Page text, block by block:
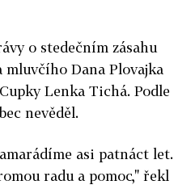
o stedečním zásahu
mluvčího Dana Plovajka
Lenka Tichá. Podle
nevěděl.
asi patnáct let.
radu a pomoc," řekl